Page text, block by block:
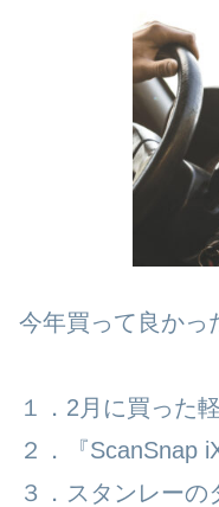
今年買って良かっ
１．2月に買った
２．『ScanSnap
３．スタンレーの